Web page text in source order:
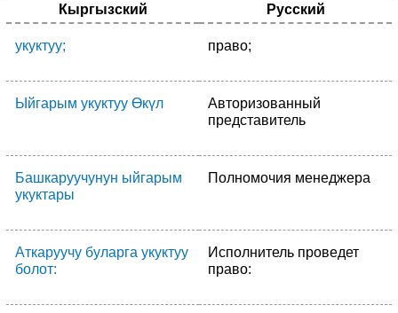
Кыргызский Русский
укуктуу; право;
Ыйгарым укуктуу Өкүл
Авторизованный
представитель
Башкаруучунун ыйгарым
укуктары
Полномочия менеджера
Аткаруучу буларга укуктуу
болот:
Исполнитель проведет
право: